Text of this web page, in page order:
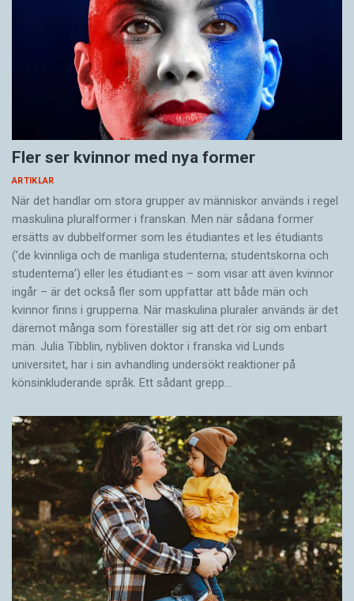
Fler ser kvinnor med nya former
ARTIKLAR
När det handlar om stora grupper av människor används i regel
maskulina pluralformer i franskan. Men när sådana ­former
ersätts av dubbel­former som les étudiantes et les étudiants
(’de kvinnliga och de manliga studenterna; studentskorna och
studenterna’) eller les étudiant·es – som visar att även kvinnor
ingår – är det också fler som uppfattar att både män och
kvinnor finns i grupperna. När maskulina pluraler används är det
där­emot många som föreställer sig att det rör sig om enbart
män. Julia Tibblin, nybliven doktor i franska vid Lunds
universitet, har i sin avhandling undersökt reaktioner på
könsinkluderande språk. Ett sådant grepp…